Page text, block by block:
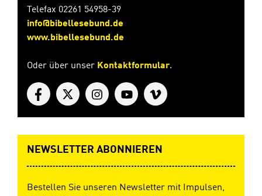
Telefax 02261 54958-39
info@bibellesebund.de
www.bibellesebund.de
Oder über unser Kontaktformular.
NEWSLETTER ABONNIEREN
Bestellen Sie unseren Newsletter mit Impulsen,